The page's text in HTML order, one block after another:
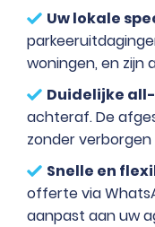
Uw lokale
woningen, en zijn
Duidelijke
achteraf. De
zonder verborgen
Snelle en
offerte via
aanpast aan uw